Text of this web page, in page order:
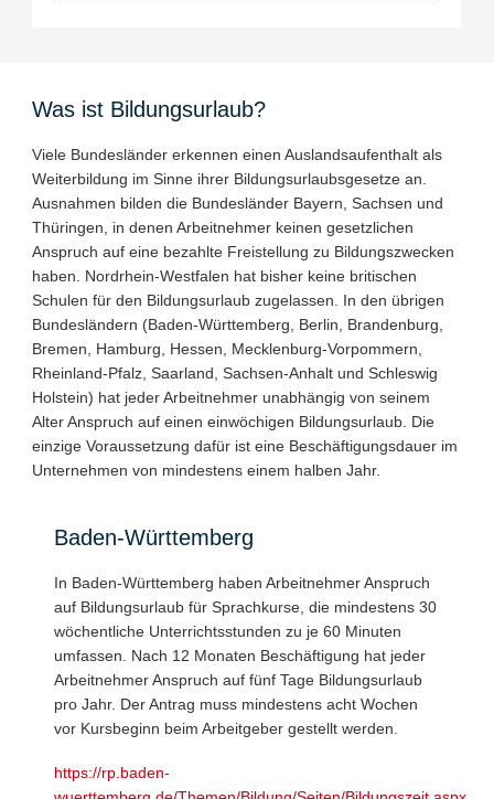
Was ist Bildungsurlaub?
Viele Bundesländer erkennen einen Auslandsaufenthalt als
Weiterbildung im Sinne ihrer Bildungsurlaubsgesetze an.
Ausnahmen bilden die Bundesländer Bayern, Sachsen und
Thüringen, in denen Arbeitnehmer keinen gesetzlichen
Anspruch auf eine bezahlte Freistellung zu Bildungszwecken
haben. Nordrhein-Westfalen hat bisher keine britischen
Schulen für den Bildungsurlaub zugelassen. In den übrigen
Bundesländern (Baden-Württemberg, Berlin, Brandenburg,
Bremen, Hamburg, Hessen, Mecklenburg-Vorpommern,
Rheinland-Pfalz, Saarland, Sachsen-Anhalt und Schleswig
Holstein) hat jeder Arbeitnehmer unabhängig von seinem
Alter Anspruch auf einen einwöchigen Bildungsurlaub. Die
einzige Voraussetzung dafür ist eine Beschäftigungsdauer im
Unternehmen von mindestens einem halben Jahr.
Baden-Württemberg
In Baden-Württemberg haben Arbeitnehmer Anspruch
auf Bildungsurlaub für Sprachkurse, die mindestens 30
wöchentliche Unterrichtsstunden zu je 60 Minuten
umfassen. Nach 12 Monaten Beschäftigung hat jeder
Arbeitnehmer Anspruch auf fünf Tage Bildungsurlaub
pro Jahr. Der Antrag muss mindestens acht Wochen
vor Kursbeginn beim Arbeitgeber gestellt werden.
https://rp.baden-